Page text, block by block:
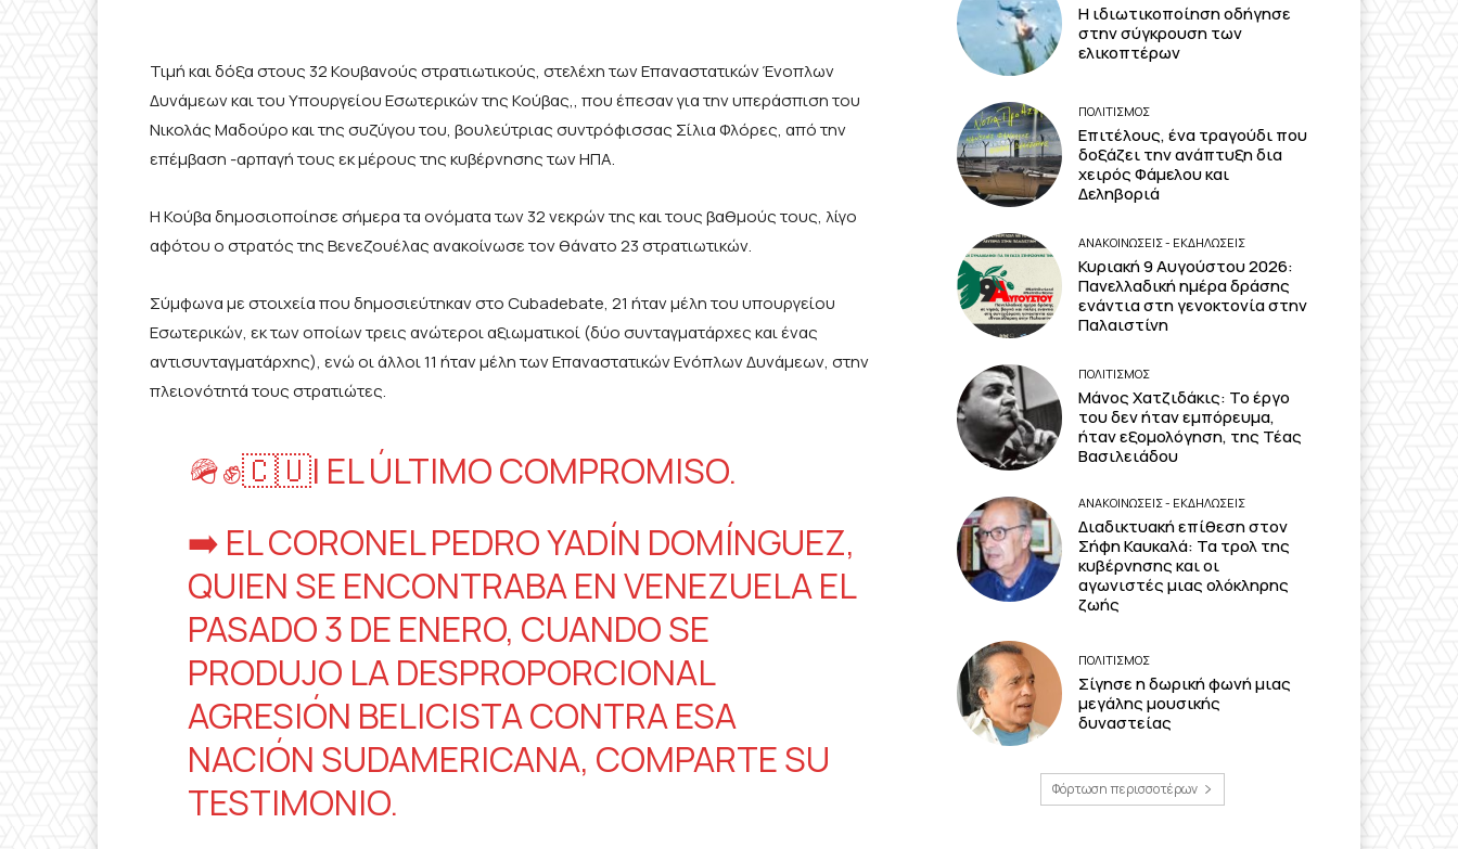
Τιμή και δόξα στους 32 Κουβανούς στρατιωτικούς, στελέχη των Επαναστατικών Ένοπλων
Δυνάμεων και του Υπουργείου Εσωτερικών της Κούβας,, που έπεσαν για την υπεράσπιση του
Νικολάς Μαδούρο και της συζύγου του, βουλεύτριας συντρόφισσας Σίλια Φλόρες, από την
επέμβαση -αρπαγή τους εκ μέρους της κυβέρνησης των ΗΠΑ.
Η Κούβα δημοσιοποίησε σήμερα τα ονόματα των 32 νεκρών της και τους βαθμούς τους, λίγο
αφότου ο στρατός της Βενεζουέλας ανακοίνωσε τον θάνατο 23 στρατιωτικών.
Σύμφωνα με στοιχεία που δημοσιεύτηκαν στο Cubadebate, 21 ήταν μέλη του υπουργείου
Εσωτερικών, εκ των οποίων τρεις ανώτεροι αξιωματικοί (δύο συνταγματάρχες και ένας
αντισυνταγματάρχης), ενώ οι άλλοι 11 ήταν μέλη των Επαναστατικών Ενόπλων Δυνάμεων, στην
πλειονότητά τους στρατιώτες.
🪖✊🇨🇺| EL ÚLTIMO COMPROMISO.
➡️ EL CORONEL PEDRO YADÍN DOMÍNGUEZ,
QUIEN SE ENCONTRABA EN VENEZUELA EL
PASADO 3 DE ENERO, CUANDO SE
PRODUJO LA DESPROPORCIONAL
AGRESIÓN BELICISTA CONTRA ESA
NACIÓN SUDAMERICANA, COMPARTE SU
TESTIMONIO.
Η ιδιωτικοποίηση οδήγησε
στην σύγκρουση των
ελικοπτέρων
ΠΟΛΙΤΙΣΜΟΣ
Επιτέλους, ένα τραγούδι που
δοξάζει την ανάπτυξη δια
χειρός Φάμελου και
Δεληβοριά
ΑΝΑΚΟΙΝΩΣΕΙΣ - ΕΚΔΗΛΩΣΕΙΣ
Κυριακή 9 Αυγούστου 2026:
Πανελλαδική ημέρα δράσης
ενάντια στη γενοκτονία στην
Παλαιστίνη
ΠΟΛΙΤΙΣΜΟΣ
Μάνος Χατζιδάκις: Το έργο
του δεν ήταν εμπόρευμα,
ήταν εξομολόγηση, της Τέας
Βασιλειάδου
ΑΝΑΚΟΙΝΩΣΕΙΣ - ΕΚΔΗΛΩΣΕΙΣ
Διαδικτυακή επίθεση στον
Σήφη Καυκαλά: Τα τρολ της
κυβέρνησης και οι
αγωνιστές μιας ολόκληρης
ζωής
ΠΟΛΙΤΙΣΜΟΣ
Σίγησε η δωρική φωνή μιας
μεγάλης μουσικής
δυναστείας
Φόρτωση περισσοτέρων